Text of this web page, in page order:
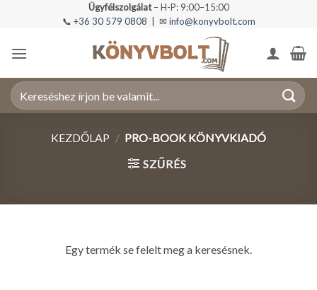
Ügyfélszolgálat– H-P: 9:00–15:00
📞 +36 30 579 0808 | ✉ info@konyvbolt.com
Keresés
a
KEZDŐLAP / PRO-BOOK KÖNYVKIADÓ
SZŰRÉS
Egy termék se felelt meg a keresésnek.